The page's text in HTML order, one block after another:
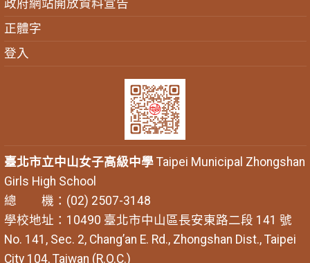
政府網站開放資料宣告
正體字
登入
臺北市立中山女子高級中學Taipei Municipal Zhongshan
Girls High School
總 機：(02) 2507-3148
學校地址：10490 臺北市中山區長安東路二段 141 號
No. 141, Sec. 2, Chang’an E. Rd., Zhongshan Dist., Taipei
City 104, Taiwan (R.O.C.)